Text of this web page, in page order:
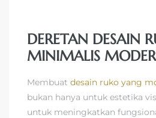
DERETAN DESAIN
MINIMALIS
Membuat desain ruko yang
bukan hanya untuk estetika
untuk meningkatkan